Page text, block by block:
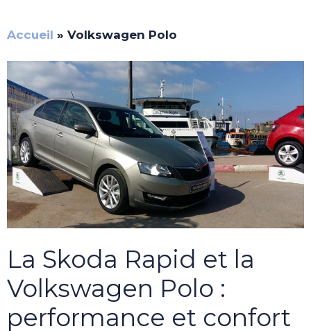
Accueil » Volkswagen Polo
La Skoda Rapid et la
Volkswagen Polo :
performance et confort